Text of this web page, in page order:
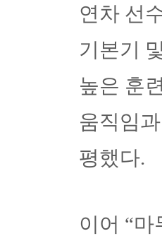
연차 선
기본기
높은 훈
움직임
평했다.
이어 “